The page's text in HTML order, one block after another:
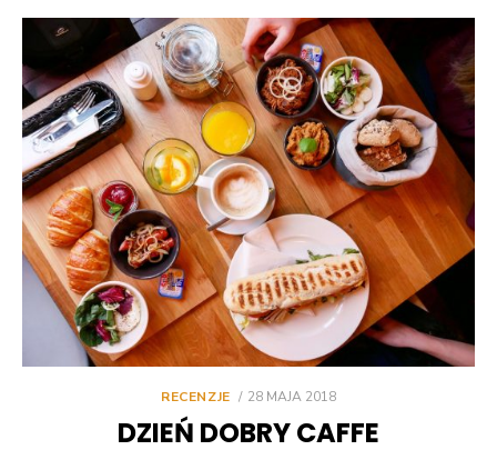
RECENZJE
POSTED
28 MAJA 2018
DZIEŃ DOBRY CAFFE